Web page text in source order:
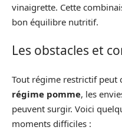
vinaigrette. Cette
bon équilibre nutritif.
Les obstacles et
Tout régime restrictif peut
régime pomme, les
peuvent surgir. Voici
moments difficiles :